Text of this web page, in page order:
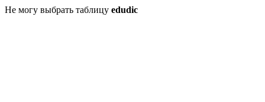
Не могу выбрать таблицу edudic